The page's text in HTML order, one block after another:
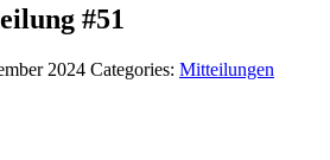
#51
2024 Categories: Mitteilungen